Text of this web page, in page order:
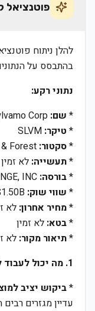
פוטנציאל
בהתבסס על
נתוני רקע:
* שם:
* טיקר:
*סקטור:
*תעשייה: לא זמין
*בורסה:
* שווי שוק:
*מחיר אחרון: לא
*בטא: לא זמין
*תיאור מקור: לא
1. מה יכול לעבוד לטובת החברה?
*ביקוש יציב
עדיין מגזרים